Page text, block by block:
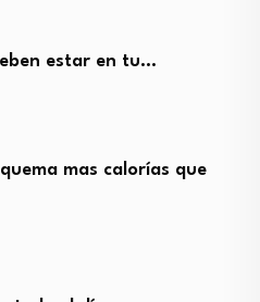
estar en tu…
mas calorías que